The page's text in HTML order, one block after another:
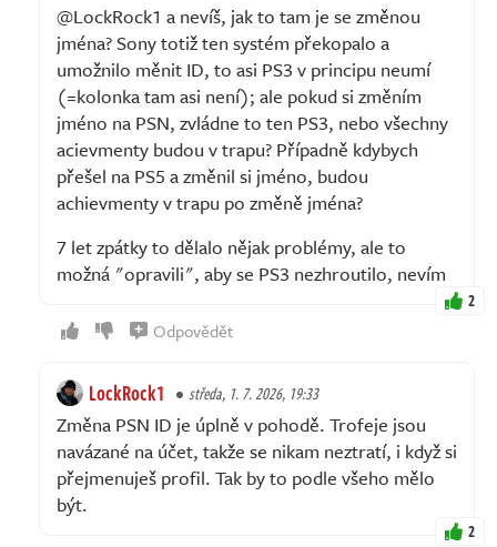
@LockRock1 a nevíš, jak to tam je se změnou
jména? Sony totiž ten systém překopalo a
umožnilo měnit ID, to asi PS3 v principu neumí
(=kolonka tam asi není); ale pokud si změním
jméno na PSN, zvládne to ten PS3, nebo všechny
acievmenty budou v trapu? Případně kdybych
přešel na PS5 a změnil si jméno, budou
achievmenty v trapu po změně jména?
7 let zpátky to dělalo nějak problémy, ale to
možná "opravili", aby se PS3 nezhroutilo, nevím
2
Odpovědět
LockRock1 středa, 1. 7. 2026, 19:33
Změna PSN ID je úplně v pohodě. Trofeje jsou
navázané na účet, takže se nikam neztratí, i když si
přejmenuješ profil. Tak by to podle všeho mělo
být.
2